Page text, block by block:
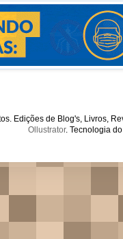
Edições de Blog's, Livros,
Ollustrator. Tecnologia do